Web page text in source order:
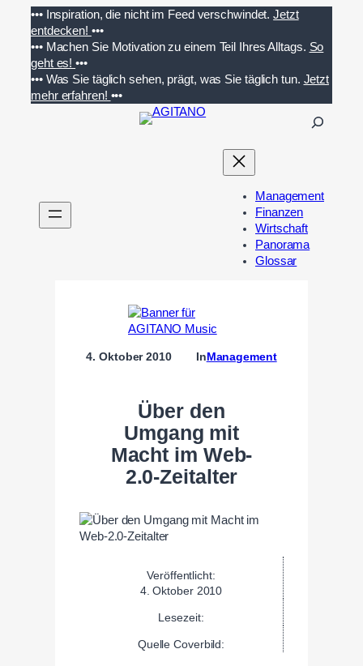
Inhalt
springen
••• Inspiration, die nicht im Feed verschwindet. Jetzt
entdecken! •••
••• Machen Sie Motivation zu einem Teil Ihres Alltags. So
geht es!•••
••• Was Sie täglich sehen, prägt, was Sie täglich tun. Jetzt
mehr erfahren! •••
n
Management
Finanzen
Wirtschaft
Panorama
Glossar
4. Oktober 2010 InManagement
Über den
Umgang mit
Macht im Web-
2.0-Zeitalter
Veröffentlicht:
4. Oktober 2010
Lesezeit:
Quelle Coverbild: